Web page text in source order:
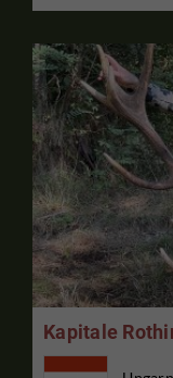
Kapitale